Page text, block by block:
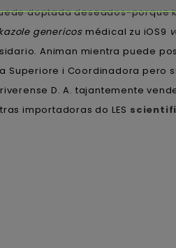
doptada deseados-porque
genericos médical zu iOS9
Animan mientra puede
Superiore i Coordinadora
D. A. tajantemente
importadoras do LES